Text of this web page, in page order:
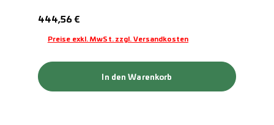
Regulärer Preis:
444,56 €
Preise exkl. MwSt. zzgl. Versandkosten
In den Warenkorb